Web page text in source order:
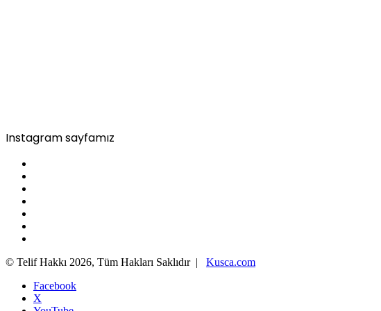
Instagram sayfamız
© Telif Hakkı 2026, Tüm Hakları Saklıdır | Kusca.com
Facebook
X